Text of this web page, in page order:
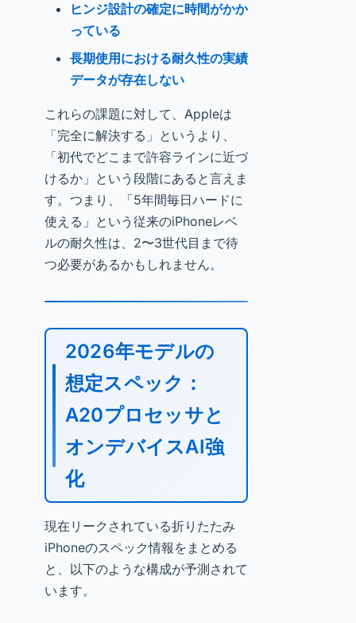
ヒンジ設計の確定に時間がかか
っている
長期使用における耐久性の実績
データが存在しない
これらの課題に対して、Appleは
「完全に解決する」というより、
「初代でどこまで許容ラインに近づ
けるか」という段階にあると言えま
す。つまり、「5年間毎日ハードに
使える」という従来のiPhoneレベ
ルの耐久性は、2〜3世代目まで待
つ必要があるかもしれません。
2026年モデルの
想定スペック：
A20プロセッサと
オンデバイスAI強
化
現在リークされている折りたたみ
iPhoneのスペック情報をまとめる
と、以下のような構成が予測されて
います。